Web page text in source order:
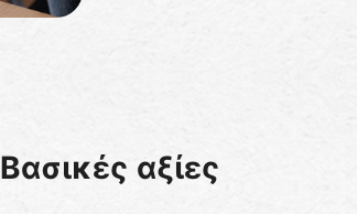
Βασικές αξίες